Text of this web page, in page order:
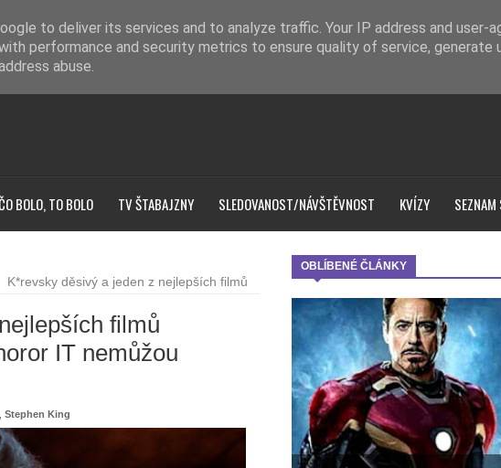
BOLO, TO BOLO TV ŠTABAJZNY SLEDOVANOST/NÁVŠTĚVNOST KVÍZY SEZNAM
OBLÍBENÉ ČLÁNKY
K*revsky děsivý a jeden z nejlepších filmů
filmů
IT nemůžou
Stephen King
to deliver its services and to analyze traffic. Your IP address and user-
performance and security metrics to ensure quality of service, generate
abuse.